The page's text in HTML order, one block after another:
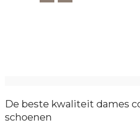
De beste kwaliteit dames
schoenen